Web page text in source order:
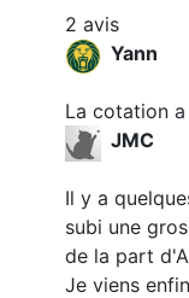
2 avis
Yann
La cotation
JMC
Il y a
subi une
de la part
Je viens